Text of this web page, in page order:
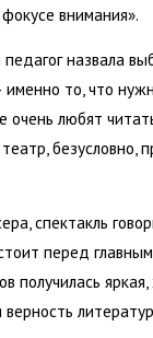
внимания».
назвала
именно то, что
очень любят
безусловно,
спектакль
перед
получилась
верность